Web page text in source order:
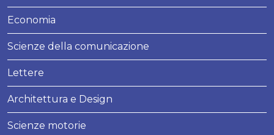
Economia
Scienze della comunicazione
Lettere
Architettura e Design
Scienze motorie